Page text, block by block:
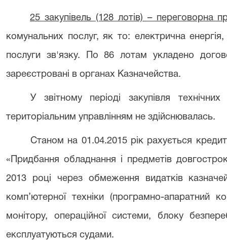
25 закупівель (128 лотів) – переговорна
комунальних послуг, як то: електрична
послуги зв'язку. По 86 лотам укладено
зареєстровані в органах Казначейства.
У звітному періоді закупівля
територіальним управлінням не здійснювалась.
Станом на 01.04.2015 рік рахується
«Придбання обладнання і предметів
2013 році через обмеження видатків
комп’ютерної техніки (програмно-апаратний
монітору, операційної системи, блоку
експлуатуються судами.